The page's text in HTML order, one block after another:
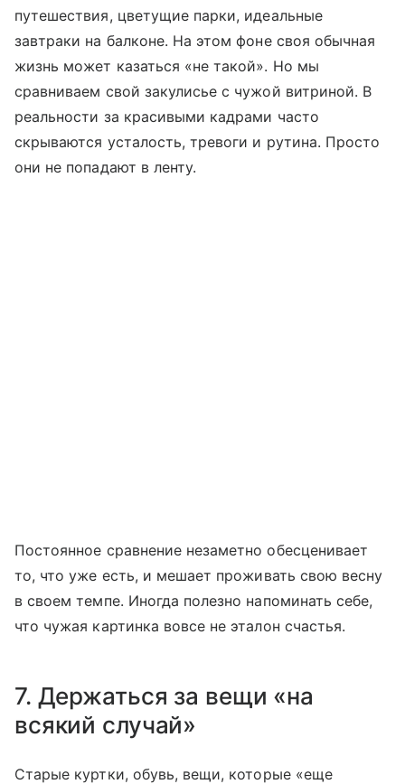
путешествия, цветущие парки, идеальные
завтраки на балконе. На этом фоне своя обычная
жизнь может казаться «не такой». Но мы
сравниваем свой закулисье с чужой витриной. В
реальности за красивыми кадрами часто
скрываются усталость, тревоги и рутина. Просто
они не попадают в ленту.
Постоянное сравнение незаметно обесценивает
то, что уже есть, и мешает проживать свою весну
в своем темпе. Иногда полезно напоминать себе,
что чужая картинка вовсе не эталон счастья.
7. Держаться за вещи «на
всякий случай»
Старые куртки, обувь, вещи, которые «еще